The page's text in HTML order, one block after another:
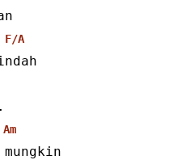
F/A
Am